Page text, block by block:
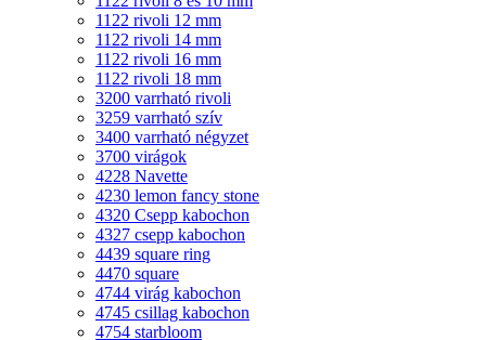
1122 rivoli 12 mm
1122 rivoli 14 mm
1122 rivoli 16 mm
1122 rivoli 18 mm
3200 varrható rivoli
3259 varrható szív
3400 varrható négyzet
3700 virágok
4228 Navette
4230 lemon fancy stone
4320 Csepp kabochon
4327 csepp kabochon
4439 square ring
4470 square
4744 virág kabochon
4745 csillag kabochon
4754 starbloom